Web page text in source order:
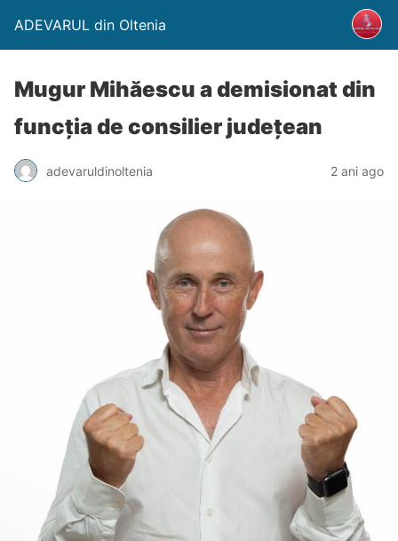
ADEVARUL din Oltenia
Mugur Mihăescu a demisionat din
funcția de consilier județean
adevaruldinoltenia 2 ani ago